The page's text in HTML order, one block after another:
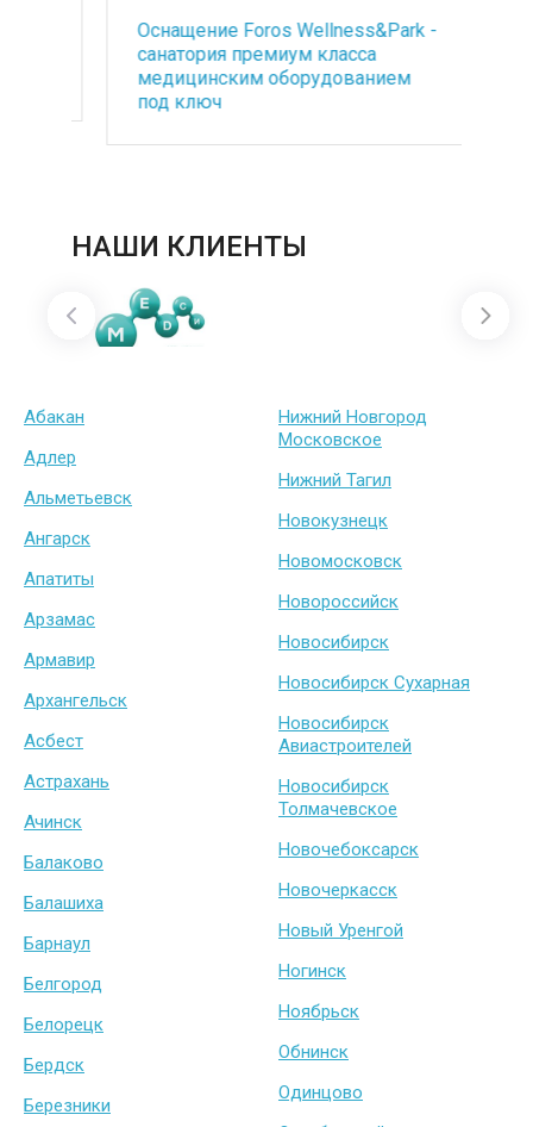
Оснащение Foros Wellness&Park -
санатория премиум класса
медицинским оборудованием
под ключ
НАШИ КЛИЕНТЫ
Абакан
Адлер
Альметьевск
Ангарск
Апатиты
Арзамас
Армавир
Архангельск
Асбест
Астрахань
Ачинск
Балаково
Балашиха
Барнаул
Белгород
Белорецк
Бердск
Березники
Нижний Новгород
Московское
Нижний Тагил
Новокузнецк
Новомосковск
Новороссийск
Новосибирск
Новосибирск Сухарная
Новосибирск
Авиастроителей
Новосибирск
Толмачевское
Новочебоксарск
Новочеркасск
Новый Уренгой
Ногинск
Ноябрьск
Обнинск
Одинцово